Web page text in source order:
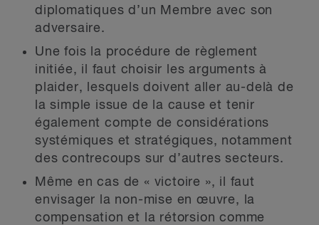
diplomatiques d’un Membre avec son
adversaire.
Une fois la procédure de règlement
initiée, il faut choisir les arguments à
plaider, lesquels doivent aller au-delà de
la simple issue de la cause et tenir
également compte de considérations
systémiques et stratégiques, notamment
des contrecoups sur d’autres secteurs.
Même en cas de « victoire », il faut
envisager la non-mise en œuvre, la
compensation et la rétorsion comme